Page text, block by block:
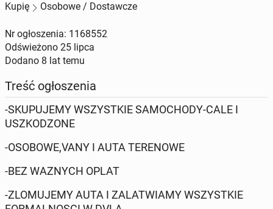
Kupię Osobowe / Dostawcze
Nr ogłoszenia: 1168552
Odświeżono 25 lipca
Dodano 8 lat temu
Treść ogłoszenia
-SKUPUJEMY WSZYSTKIE SAMOCHODY-CALE I
USZKODZONE
-OSOBOWE,VANY I AUTA TERENOWE
-BEZ WAZNYCH OPLAT
-ZLOMUJEMY AUTA I ZALATWIAMY WSZYSTKIE